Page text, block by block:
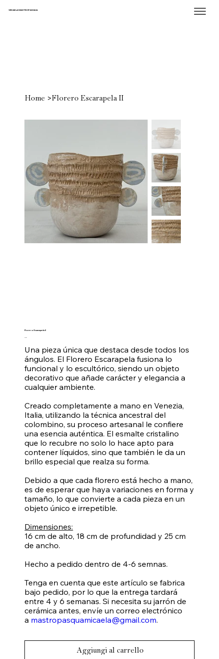
MICAELA MASTROPASQUA
Home >Florero Escarapela II
Florero Escarapela II
Prezzo
Una pieza única que destaca desde todos los
ángulos. El Florero Escarapela fusiona lo
funcional y lo escultórico, siendo un objeto
decorativo que añade carácter y elegancia a
cualquier ambiente.
Creado completamente a mano en Venezia,
Italia, utilizando la técnica ancestral del
colombino, su proceso artesanal le confiere
una esencia auténtica. El esmalte cristalino
que lo recubre no solo lo hace apto para
contener líquidos, sino que también le da un
brillo especial que realza su forma.
Debido a que cada florero está hecho a mano,
es de esperar que haya variaciones en forma y
tamaño, lo que convierte a cada pieza en un
objeto único e irrepetible.
Dimensiones:
16 cm de alto, 18 cm de profundidad y 25 cm
de ancho.
Hecho a pedido dentro de 4-6 semnas.
Tenga en cuenta que este artículo se fabrica
bajo pedido, por lo que la entrega tardará
entre 4 y 6 semanas. Si necesita su jarrón de
cerámica antes, envíe un correo electrónico
a mastropasquamicaela@gmail.com.
Aggiungi al carrello